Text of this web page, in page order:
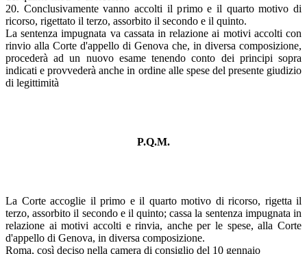
20. Conclusivamente vanno accolti il primo e il quarto motivo di
ricorso, rigettato il terzo, assorbito il secondo e il quinto.
La sentenza impugnata va cassata in relazione ai motivi accolti con
rinvio alla Corte d'appello di Genova che, in diversa composizione,
procederà ad un nuovo esame tenendo conto dei principi sopra
indicati e provvederà anche in ordine alle spese del presente giudizio
di legittimità
P.Q.M.
La Corte accoglie il primo e il quarto motivo di ricorso, rigetta il
terzo, assorbito il secondo e il quinto; cassa la sentenza impugnata in
relazione ai motivi accolti e rinvia, anche per le spese, alla Corte
d'appello di Genova, in diversa composizione.
Roma, così deciso nella camera di consiglio del 10 gennaio